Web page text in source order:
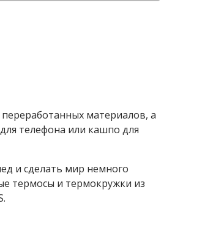
материалов, а
телефона или кашпо для
и сделать мир немного
термосы и термокружки из